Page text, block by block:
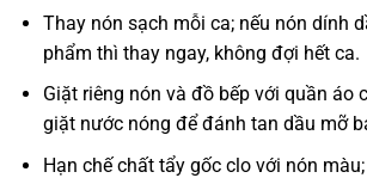
Thay nón sạch mỗi ca; nếu nón dính
phẩm thì thay ngay, không đợi hết ca.
Giặt riêng nón và đồ bếp với quần áo
giặt nước nóng để đánh tan dầu mỡ
Hạn chế chất tẩy gốc clo với nón